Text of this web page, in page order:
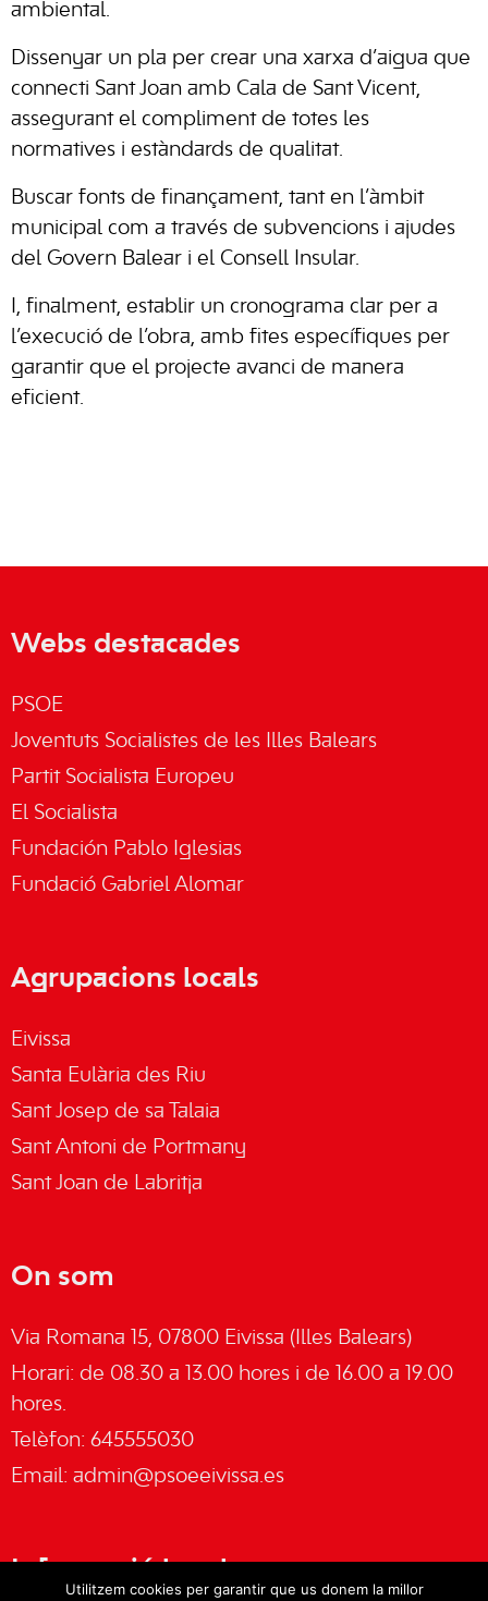
ambiental.
Dissenyar un pla per crear una xarxa d’aigua que
connecti Sant Joan amb Cala de Sant Vicent,
assegurant el compliment de totes les
normatives i estàndards de qualitat.
Buscar fonts de finançament, tant en l’àmbit
municipal com a través de subvencions i ajudes
del Govern Balear i el Consell Insular.
I, finalment, establir un cronograma clar per a
l’execució de l’obra, amb fites específiques per
garantir que el projecte avanci de manera
eficient.
Webs destacades
PSOE
Joventuts Socialistes de les Illes Balears
Partit Socialista Europeu
El Socialista
Fundación Pablo Iglesias
Fundació Gabriel Alomar
Agrupacions locals
Eivissa
Santa Eulària des Riu
Sant Josep de sa Talaia
Sant Antoni de Portmany
Sant Joan de Labritja
On som
Via Romana 15, 07800 Eivissa (Illes Balears)
Horari: de 08.30 a 13.00 hores i de 16.00 a 19.00
hores.
Telèfon: 645555030
Email: admin@psoeeivissa.es
Informació legal
Utilitzem cookies per garantir que us donem la millor